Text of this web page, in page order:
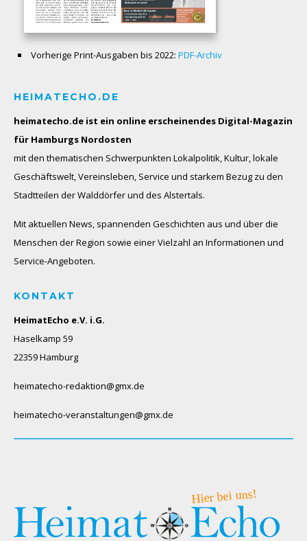
Vorherige Print-Ausgaben bis 2022: PDF-Archiv
HEIMATECHO.DE
heimatecho.de ist ein online erscheinendes Digital-Magazin
für Hamburgs Nordosten
mit den thematischen Schwerpunkten Lokalpolitik, Kultur, lokale
Geschäftswelt, Vereinsleben, Service und starkem Bezug zu den
Stadtteilen der Walddörfer und des Alstertals.
Mit aktuellen News, spannenden Geschichten aus und über die
Menschen der Region sowie einer Vielzahl an Informationen und
Service-Angeboten.
KONTAKT
HeimatEcho e.V. i.G.
Haselkamp 59
22359 Hamburg
heimatecho-redaktion@gmx.de
heimatecho-veranstaltungen@gmx.de